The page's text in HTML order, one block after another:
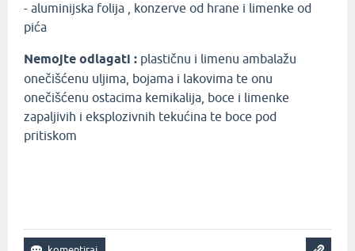
- aluminijska folija , konzerve od hrane i limenke od
pića
Nemojte odlagati : plastičnu i limenu ambalažu
onečišćenu uljima, bojama i lakovima te onu
onečišćenu ostacima kemikalija, boce i limenke
zapaljivih i eksplozivnih tekućina te boce pod
pritiskom